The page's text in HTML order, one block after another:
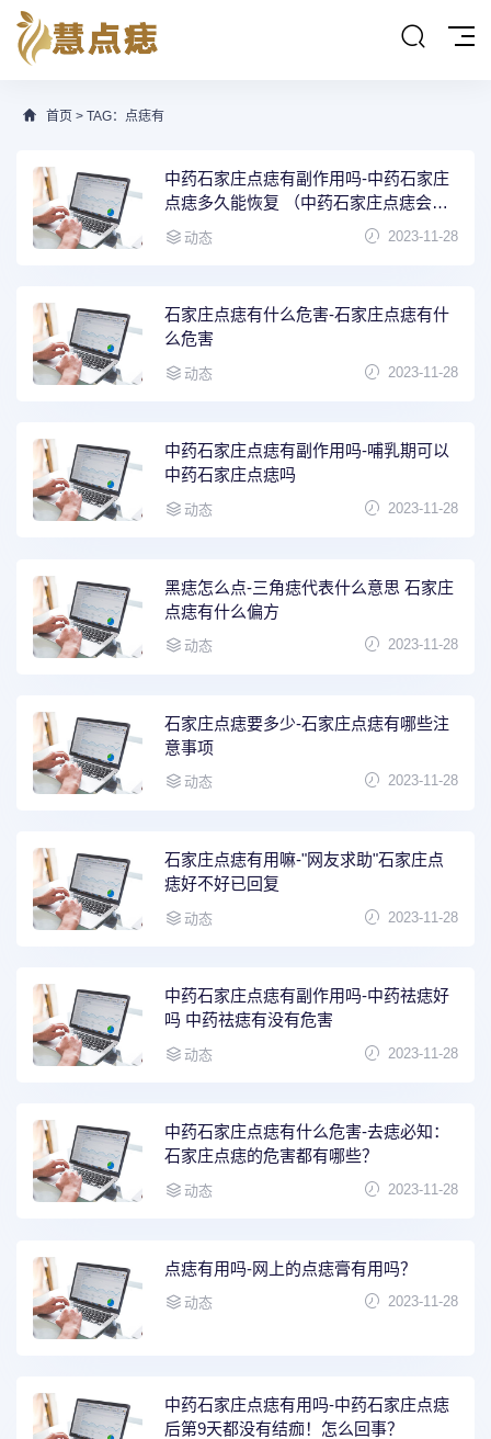
首页 > TAG：点痣有
中药石家庄点痣有副作用吗-中药石家庄
点痣多久能恢复 （中药石家庄点痣会留
疤吗）
动态 2023-11-28
石家庄点痣有什么危害-石家庄点痣有什
么危害
动态 2023-11-28
中药石家庄点痣有副作用吗-哺乳期可以
中药石家庄点痣吗
动态 2023-11-28
黑痣怎么点-三角痣代表什么意思 石家庄
点痣有什么偏方
动态 2023-11-28
石家庄点痣要多少-石家庄点痣有哪些注
意事项
动态 2023-11-28
石家庄点痣有用嘛-"网友求助"石家庄点
痣好不好已回复
动态 2023-11-28
中药石家庄点痣有副作用吗-中药祛痣好
吗 中药祛痣有没有危害
动态 2023-11-28
中药石家庄点痣有什么危害-去痣必知：
石家庄点痣的危害都有哪些？
动态 2023-11-28
点痣有用吗-网上的点痣膏有用吗？
动态 2023-11-28
中药石家庄点痣有用吗-中药石家庄点痣
后第9天都没有结痂！怎么回事？